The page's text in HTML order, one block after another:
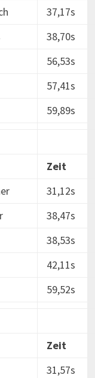
37,17s
38,70s
56,53s
57,41s
59,89s
Zeit
31,12s
38,47s
38,53s
42,11s
59,52s
Zeit
31,57s